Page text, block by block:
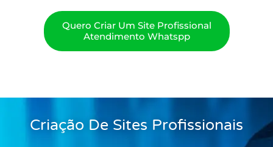
Quero Criar Um Site Profissional
Atendimento Whatspp
Criação De Sites Profissionais